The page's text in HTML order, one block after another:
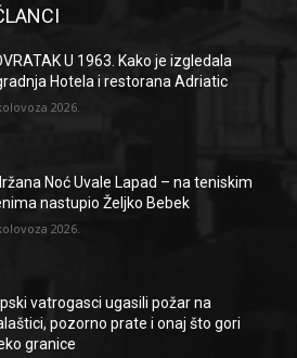
U 1963. Kako je izgledala
Hotela i restorana Adriatic
2026.
Noć Uvale Lapad – na teniskim
nastupio Željko Bebek
2026.
vatrogasci ugasili požar na
pozorno prate i onaj što gori
granice